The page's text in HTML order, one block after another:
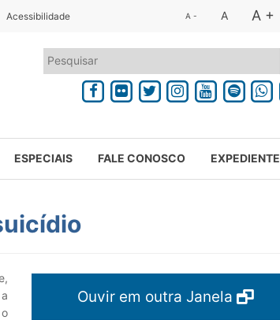
Acessibilidade A - A A +
ESPECIAIS FALE CONOSCO EXPEDIENTE
Ouvir em outra Janela